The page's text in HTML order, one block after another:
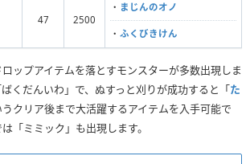
47 2500
・ まじんのオノ
・ ふくびきけん
ップアイテムを落とすモンスターが多数出現しま
くだんいわ」で、ぬすっと刈りが成功すると「た
うクリア後まで大活躍するアイテムを入手可能で
「ミミック」も出現します。